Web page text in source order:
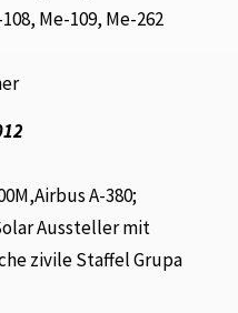
Me-109, Me-262
A-380;
Aussteller mit
zivile Staffel Grupa